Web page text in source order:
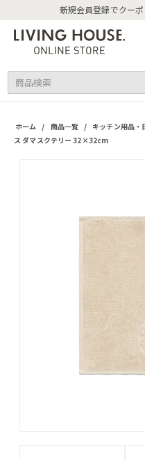
新規会員登録でクー
ホーム / 商品一覧 / キッチン用品・
ス ダマスクテリー 32×32cm